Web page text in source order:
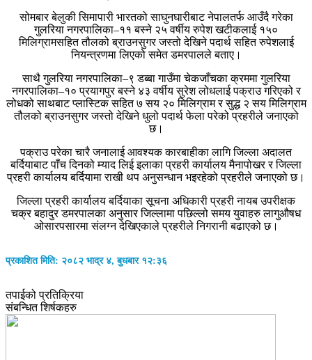
सोमबार बेलुकी सिमापारी भारतको साघुनघारीबाट नेपालतर्फ आउँदै गरेका
गुलरिया नगरपालिका–११ बस्ने २५ वर्षीय रुपेश खटीकलाई १५०
मिलिग्रामसहित तौलको ब्राउनसुगर जस्तो देखिने पदार्थ सहित रुपेशलाई
नियन्त्रणमा लिएको समेत डमरपालले बताए।
साथै गुलरिया नगरपालिका–९ डब्बा गाउँमा चेकजाँचका क्रममा गुलरिया
नगरपालिका–१० प्रयागपुर बस्ने ४३ वर्षीय सुरेश लोधलाई पक्राउ गरिएको र
लोधको साथबाट प्लास्टिक सहित ७ सय २० मिलिग्राम र सुद्ध २ सय मिलिग्राम
तौलको ब्राउनसुगर जस्तो देखिने धुलो पदार्थ फेला परेको प्रहरीले जनाएको
छ।
पक्राउ परेका चारै जनालाई आवश्यक कारबाहीका लागि जिल्ला अदालत
बर्दियाबाट पाँच दिनको म्याद लिई इलाका प्रहरी कार्यालय मैनापोखर र जिल्ला
प्रहरी कार्यालय बर्दियामा राखी थप अनुसन्धान भइरहेको प्रहरीले जनाएको छ।
जिल्ला प्रहरी कार्यालय बर्दियाका सूचना अधिकारी प्रहरी नायब उपरीक्षक
चक्र बहादुर डमरपालका अनुसार जिल्लामा पछिल्लो समय युवाहरु लागुऔषध
ओसारपसारमा संलग्न देखिएकाले प्रहरीले निगरानी बढाएको छ।
प्रकाशित मिति: २०८२ भाद्र ४, बुधबार १२:३६
तपाईको प्रतिक्रिया
संबन्धित शिर्षकहरु